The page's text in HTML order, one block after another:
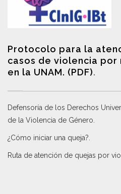
Protocolo para la
casos de violencia
en la UNAM. (PDF).
Defensoría de los Derechos
de la Violencia de Género
¿Cómo iniciar una queja?
Ruta de atención de quejas por